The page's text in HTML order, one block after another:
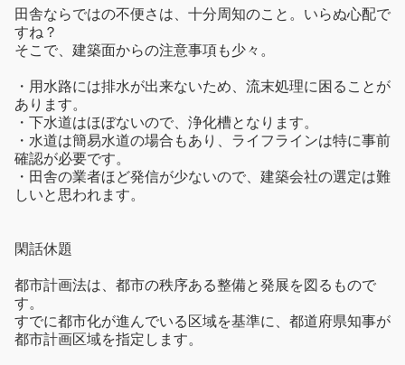
田舎ならではの不便さは、十分周知のこと。いらぬ心配で
すね？
そこで、建築面からの注意事項も少々。
・用水路には排水が出来ないため、流末処理に困ることが
あります。
・下水道はほぼないので、浄化槽となります。
・水道は簡易水道の場合もあり、ライフラインは特に事前
確認が必要です。
・田舎の業者ほど発信が少ないので、建築会社の選定は難
しいと思われます。
閑話休題
都市計画法は、都市の秩序ある整備と発展を図るもので
す。
すでに都市化が進んでいる区域を基準に、都道府県知事が
都市計画区域を指定します。